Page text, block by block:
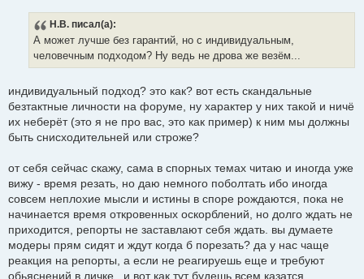
Н.В. писал(а):
А может лучше без гарантий, но с индивидуальным,
человечным подходом? Ну ведь не дрова же везём...
индивидуальный подход? это как? вот есть скандальные
безтактные личности на форуме, ну характер у них такой и ничё
их неберёт (это я не про вас, это как пример) к ним мы должны
быть снисходительней или строже?
от себя сейчас скажу, сама в спорных темах читаю и иногда уже
вижу - время резать, но даю немного поболтать ибо иногда
совсем неплохие мысли и истины в споре рождаются, пока не
начинается время откровенных оскорблений, но долго ждать не
приходится, репорты не заставлают себя ждать. вы думаете
модеры прям сидят и ждут когда б порезать? да у нас чаще
реакция на репорты, а если не реагируешь еще и требуют
обьяснений в личке...и вот как тут будешь всем казатся